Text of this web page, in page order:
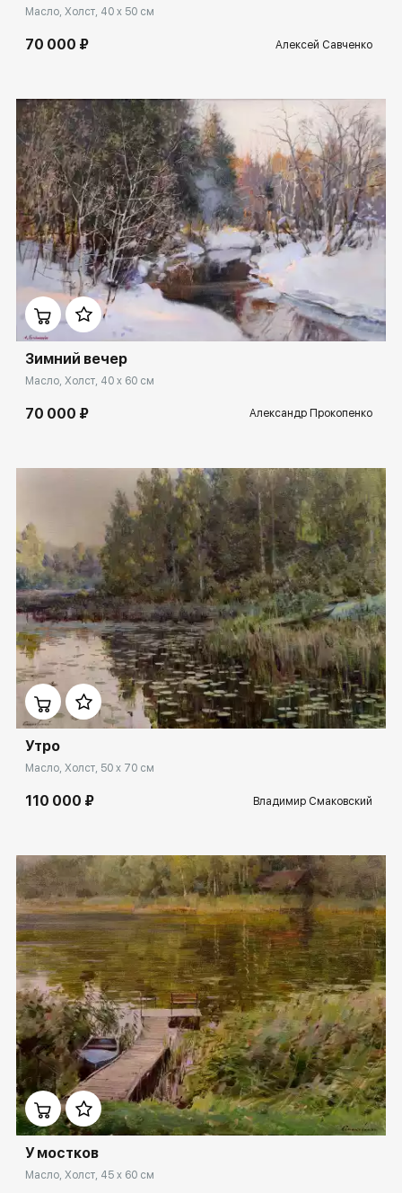
Масло, Холст, 40 x 50 см
70 000 ₽ Алексей Савченко
Домен: rakovgallery.ru
Зимний вечер
Масло, Холст, 40 x 60 см
70 000 ₽ Александр Прокопенко
Домен: rakovgallery.ru
Утро
Масло, Холст, 50 x 70 см
110 000 ₽ Владимир Смаковский
Домен: rakovgallery.ru
У мостков
Масло, Холст, 45 x 60 см